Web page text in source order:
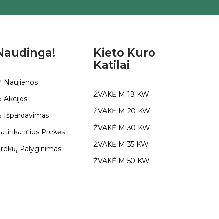
Naujienos
Akcijos
Išpardavimas
Prekės
Palyginimas
Kieto Kuro
Katilai
ŽVAKĖ M 18 KW
ŽVAKĖ M 20 KW
ŽVAKĖ M 30 KW
ŽVAKĖ M 35 KW
ŽVAKĖ M 50 KW